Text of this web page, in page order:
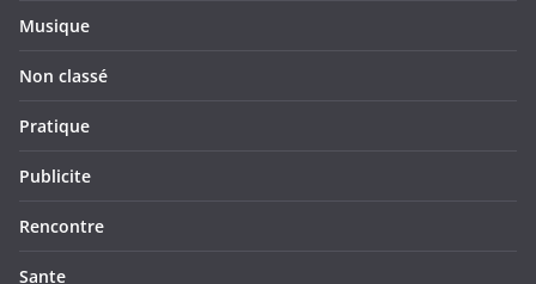
Musique
Non classé
Pratique
Publicite
Rencontre
Sante